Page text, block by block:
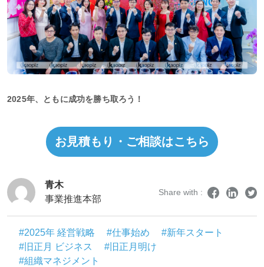
2025年、ともに成功を勝ち取ろう！
お見積もり・ご相談はこちら
青木
事業推進本部
Share with :
#2025年 経営戦略 #仕事始め
#新年スタート
#旧正月 ビジネス
#旧正月明け
#組織マネジメント